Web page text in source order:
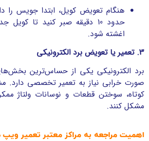
هنگام تعویض کویل، ابتدا جویس را
حدود 10 دقیقه صبر کنید تا
اغشته شود.
3. تعمیر یا تعویض برد الکترونیکی
برد الکترونیکی یکی از حساس‌ترین
صورت خرابی نیاز به تعمیر تخصصی دارد.
کوتاه، سوختن قطعات و نوسانات ولتاژ
مشکل کنند.
اهمیت مراجعه به مراکز معتبر تعمیر ویپ